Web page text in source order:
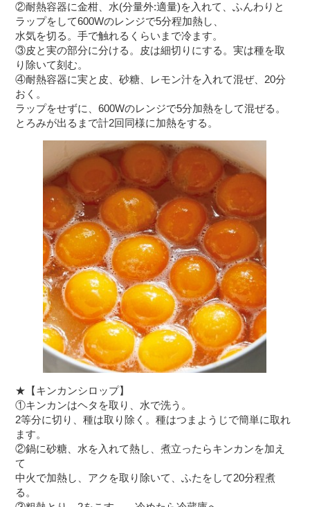
②耐熱容器に金柑、水(分量外:適量)を入れて、ふんわりと
ラップをして600Wのレンジで5分程加熱し、
水気を切る。手で触れるくらいまで冷ます。
③皮と実の部分に分ける。皮は細切りにする。実は種を取
り除いて刻む。
④耐熱容器に実と皮、砂糖、レモン汁を入れて混ぜ、20分
おく。
ラップをせずに、600Wのレンジで5分加熱をして混ぜる。
とろみが出るまで計2回同様に加熱をする。
★【キンカンシロップ】
①キンカンはヘタを取り、水で洗う。
2等分に切り、種は取り除く。種はつまようじで簡単に取れ
ます。
②鍋に砂糖、水を入れて熱し、煮立ったらキンカンを加え
て
中火で加熱し、アクを取り除いて、ふたをして20分程煮
る。